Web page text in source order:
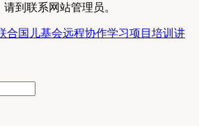
到联系网站管理员。
合国儿基会远程协作学习项目培训讲